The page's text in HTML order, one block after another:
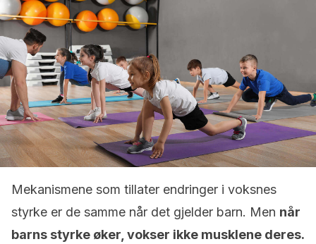
Mekanismene som tillater endringer i voksnes
styrke er de samme når det gjelder barn. Men når
barns styrke øker, vokser ikke musklene deres.